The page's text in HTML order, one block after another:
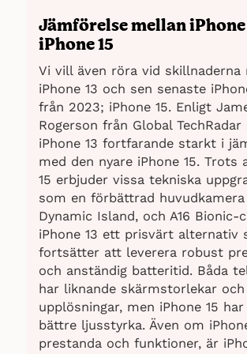
Jämförelse mellan iPhone
iPhone 15
Vi vill även röra vid skillnaderna
iPhone 13 och sen senaste
från 2023; iPhone 15. Enligt
Rogerson från Global
iPhone 13 fortfarande starkt i
med den nyare iPhone 15. Trots
15 erbjuder vissa tekniska
som en förbättrad huvudkamera
Dynamic Island, och A16 Bionic-
iPhone 13 ett prisvärt alternativ
fortsätter att leverera robust
och anständig batteritid. Båda
har liknande skärmstorlekar och
upplösningar, men iPhone 15
bättre ljusstyrka. Även om
prestanda och funktioner, är